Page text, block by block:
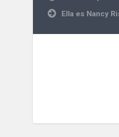
de
entradas
Ella es Nancy